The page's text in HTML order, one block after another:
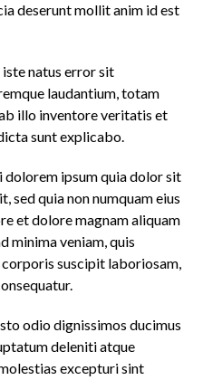
deserunt mollit anim id est
natus error sit
laudantium, totam
illo inventore veritatis et
sunt explicabo.
dolorem ipsum quia dolor sit
sed quia non numquam eius
et dolore magnam aliquam
minima veniam, quis
suscipit laboriosam,
odio dignissimos ducimus
deleniti atque
excepturi sint